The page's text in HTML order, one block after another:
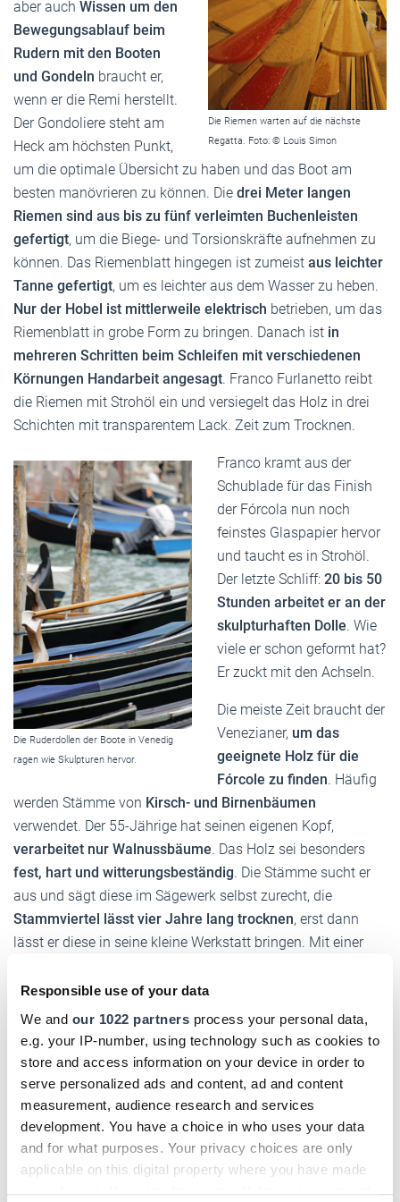
Responsible use of your data
We and our 1022 partners process your personal data,
e.g. your IP-number, using technology such as cookies to
store and access information on your device in order to
serve personalized ads and content, ad and content
measurement, audience research and services
development. You have a choice in who uses your data
and for what purposes. Your privacy choices are only
applicable on this digital property where you have made
Die Riemen warten auf die nächste
Regatta. Foto: © Louis Simon
aber auch Wissen um den
Bewegungsablauf beim
Rudern mit den Booten
und Gondeln braucht er,
wenn er die Remi herstellt.
Der Gondoliere steht am
Heck am höchsten Punkt,
um die optimale Übersicht zu haben und das Boot am
besten manövrieren zu können. Die drei Meter langen
Riemen sind aus bis zu fünf verleimten Buchenleisten
gefertigt, um die Biege- und Torsionskräfte aufnehmen zu
können. Das Riemenblatt hingegen ist zumeist aus leichter
Tanne gefertigt, um es leichter aus dem Wasser zu heben.
Nur der Hobel ist mittlerweile elektrisch betrieben, um das
Riemenblatt in grobe Form zu bringen. Danach ist in
mehreren Schritten beim Schleifen mit verschiedenen
Körnungen Handarbeit angesagt. Franco Furlanetto reibt
die Riemen mit Strohöl ein und versiegelt das Holz in drei
Schichten mit transparentem Lack. Zeit zum Trocknen.
Die Ruderdollen der Boote in Venedig
ragen wie Skulpturen hervor.
Franco kramt aus der
Schublade für das Finish
der Fórcola nun noch
feinstes Glaspapier hervor
und taucht es in Strohöl.
Der letzte Schliff: 20 bis 50
Stunden arbeitet er an der
skulpturhaften Dolle. Wie
viele er schon geformt hat?
Er zuckt mit den Achseln.
Die meiste Zeit braucht der
Venezianer, um das
geeignete Holz für die
Fórcole zu finden. Häufig
werden Stämme von Kirsch- und Birnenbäumen
verwendet. Der 55-Jährige hat seinen eigenen Kopf,
verarbeitet nur Walnussbäume. Das Holz sei besonders
fest, hart und witterungsbeständig. Die Stämme sucht er
aus und sägt diese im Sägewerk selbst zurecht, die
Stammviertel lässt vier Jahre lang trocknen, erst dann
lässt er diese in seine kleine Werkstatt bringen. Mit einer
arbeitet Franco bei Neonlichtnur noch mit Stecheisen,
Ziehklingen und Glaspapier
. Intention und Erfahrung
führen seine Hand.
Text: Volker Simon/handwerksblatt.de
Zurück zur Übersicht